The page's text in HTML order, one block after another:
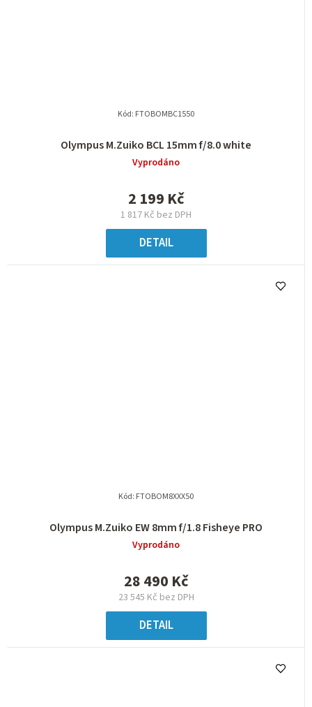
Olympus M.Zuiko BCL 15mm f/8.0 white
Vyprodáno
1 817 Kč bez DPH
2 199 Kč
DETAIL
Kód: FTOBOMBC1550
Olympus M.Zuiko EW 8mm f/1.8 Fisheye PRO
Vyprodáno
23 545 Kč bez DPH
28 490 Kč
DETAIL
Kód: FTOBOM8XXX50